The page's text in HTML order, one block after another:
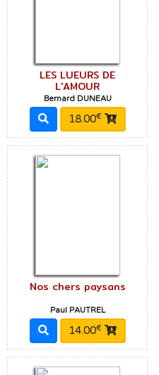
LES LUEURS DE
L'AMOUR
Bernard DUNEAU
18.00€
Nos chers paysans
Paul PAUTREL
14.00€